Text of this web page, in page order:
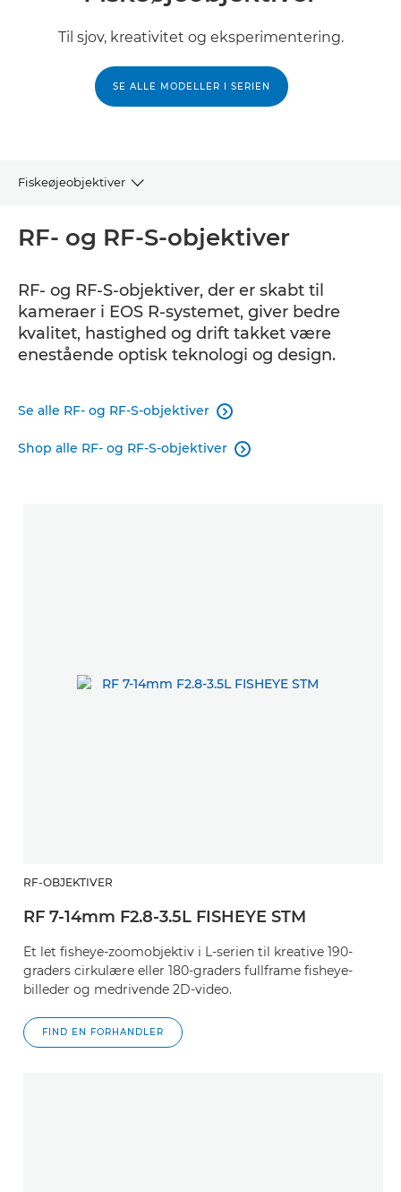
Til sjov, kreativitet og eksperimentering.
SE ALLE MODELLER I SERIEN
Fiskeøjeobjektiver
RF og RF-S
RF- og RF-S-objektiver
RF- og RF-S-objektiver, der er skabt til
kameraer i EOS R-systemet, giver bedre
kvalitet, hastighed og drift takket være
enestående optisk teknologi og design.
Se alle RF- og RF-S-objektiver 
Shop alle RF- og RF-S-objektiver 
RF-OBJEKTIVER
RF 7-14mm F2.8-3.5L FISHEYE STM
Et let fisheye-zoomobjektiv i L-serien til kreative 190-
graders cirkulære eller 180-graders fullframe fisheye-
billeder og medrivende 2D-video.
FIND EN FORHANDLER